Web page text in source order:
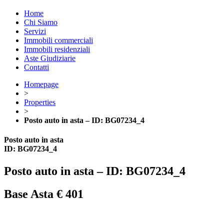
Home
Chi Siamo
Servizi
Immobili commerciali
Immobili residenziali
Aste Giudiziarie
Contatti
Homepage
>
Properties
>
Posto auto in asta – ID: BG07234_4
Posto auto in asta
ID: BG07234_4
Posto auto in asta – ID: BG07234_4
Base Asta € 401